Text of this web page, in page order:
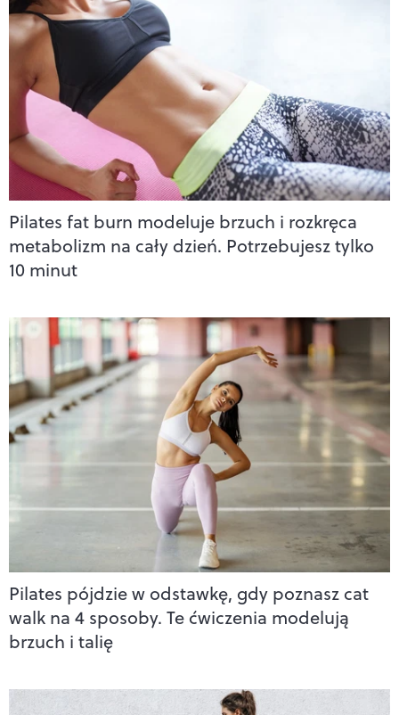
Pilates fat burn modeluje brzuch i rozkręca
metabolizm na cały dzień. Potrzebujesz tylko
10 minut
Pilates pójdzie w odstawkę, gdy poznasz cat
walk na 4 sposoby. Te ćwiczenia modelują
brzuch i talię